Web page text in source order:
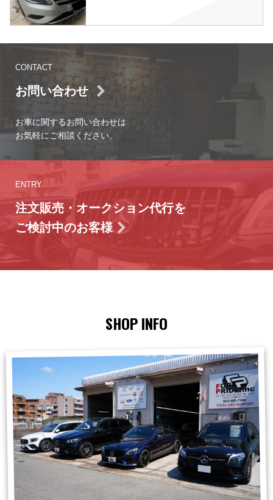
CONTACT
お問い合わせ
お車に関するお問い合わせは
お気軽にご相談ください。
ENTRY
注文販売・オークション代行を
ご検討中のお客様
SHOP INFO